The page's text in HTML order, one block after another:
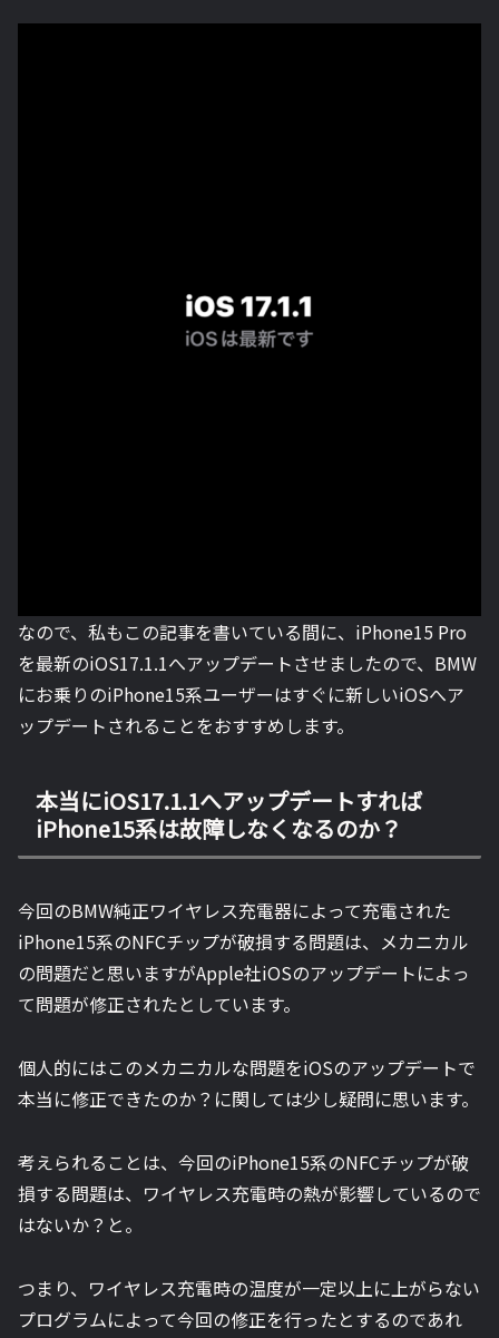
なので、私もこの記事を書いている間に、iPhone15 Pro
を最新のiOS17.1.1へアップデートさせましたので、BMW
にお乗りのiPhone15系ユーザーはすぐに新しいiOSへア
ップデートされることをおすすめします。
本当にiOS17.1.1へアップデートすれば
iPhone15系は故障しなくなるのか？
今回のBMW純正ワイヤレス充電器によって充電された
iPhone15系のNFCチップが破損する問題は、メカニカル
の問題だと思いますがApple社iOSのアップデートによっ
て問題が修正されたとしています。
個人的にはこのメカニカルな問題をiOSのアップデートで
本当に修正できたのか？に関しては少し疑問に思います。
考えられることは、今回のiPhone15系のNFCチップが破
損する問題は、ワイヤレス充電時の熱が影響しているので
はないか？と。
つまり、ワイヤレス充電時の温度が一定以上に上がらない
プログラムによって今回の修正を行ったとするのであれ